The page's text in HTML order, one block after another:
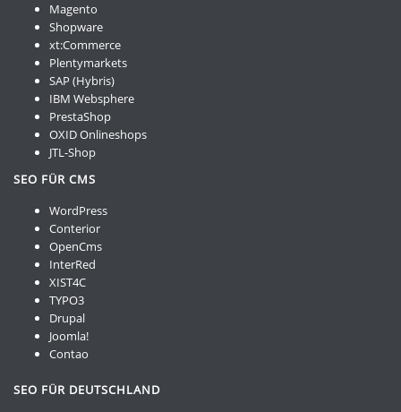
Magento
Shopware
xt:Commerce
Plentymarkets
SAP (Hybris)
IBM Websphere
PrestaShop
OXID Onlineshops
JTL-Shop
SEO FÜR CMS
WordPress
Conterior
OpenCms
InterRed
XIST4C
TYPO3
Drupal
Joomla!
Contao
SEO FÜR DEUTSCHLAND